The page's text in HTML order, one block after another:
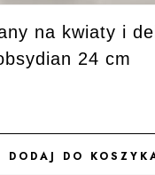
na kwiaty i
24 cm
DODAJ DO
DODAJ DO